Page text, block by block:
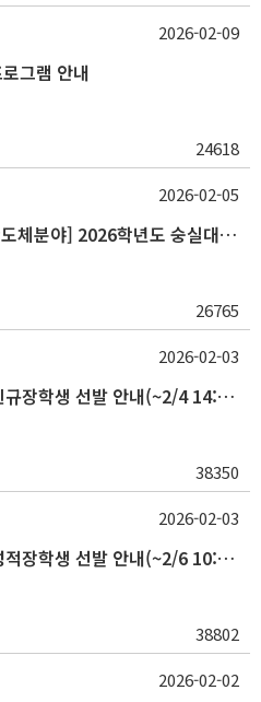
그램 안내
24618
2026-02-09
[혁신융합대학사업 차세대반도체분야] 2026학년도 숭실대학교 1학기 교류 수학 안내
26765
2026-02-05
2026학년도 유당장학재단 신규장학생 선발 안내(~2/4 14:00)
38350
2026-02-03
2026-1학기 신양문화재단 성적장학생 선발 안내(~2/6 10:00)
38802
2026-02-03
2026-02-02